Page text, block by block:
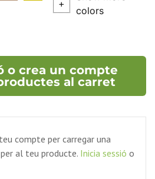
+
colors
o crea un compte
al carret
compte per carregar una
al teu producte. Inicia sessió o